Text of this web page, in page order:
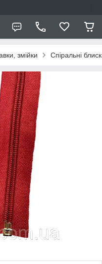
змійки Спіральні